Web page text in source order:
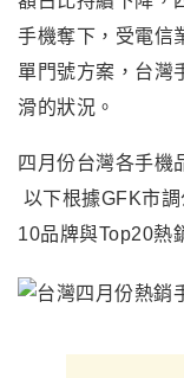
手機奪下，受電信
單門號方案，台灣
滑的狀況。
四月份台灣各手機
以下根據GFK市
10品牌與Top20熱